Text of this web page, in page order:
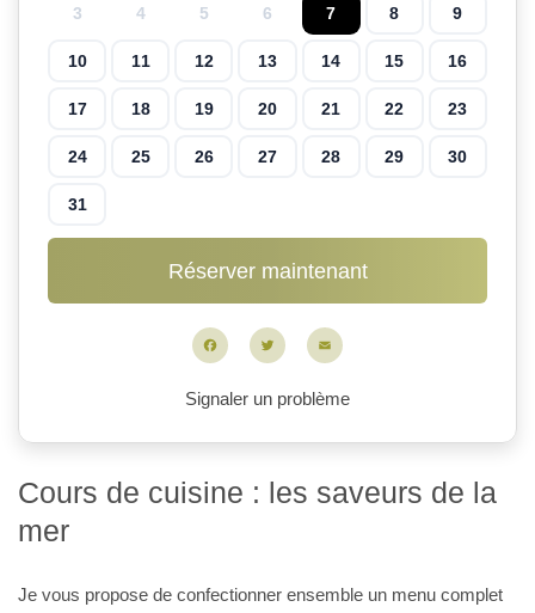
Cours de cuisine : les saveurs de la
mer
Je vous propose de confectionner ensemble un menu complet
3 4 5 6 7 8 9
10 11 12 13 14 15 16
17 18 19 20 21 22 23
24 25 26 27 28 29 30
31
FacebookTwitter
Signaler un problème